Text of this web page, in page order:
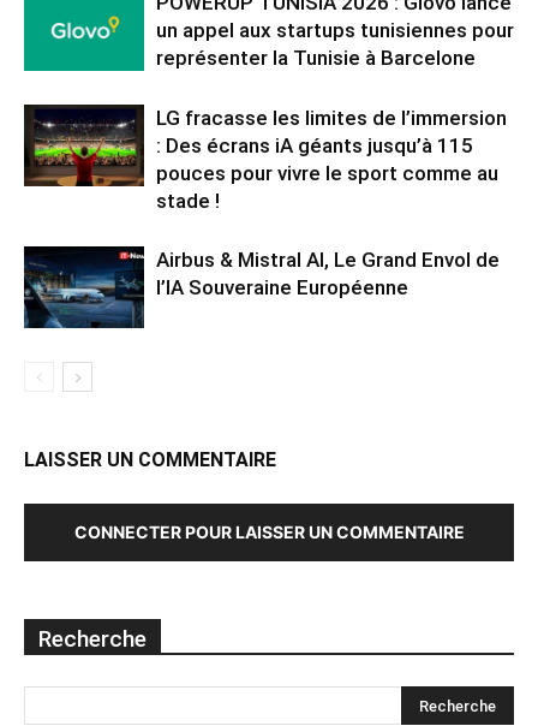
un appel aux startups tunisiennes pour
représenter la Tunisie à Barcelone
LG fracasse les limites de l’immersion
: Des écrans iA géants jusqu’à 115
pouces pour vivre le sport comme au
stade !
Airbus & Mistral AI, Le Grand Envol de
l’IA Souveraine Européenne
LAISSER UN COMMENTAIRE
CONNECTER POUR LAISSER UN COMMENTAIRE
Recherche